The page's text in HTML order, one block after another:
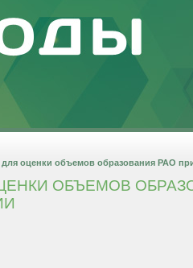
оценки объемов образования РАО
ОБЪЕМОВ